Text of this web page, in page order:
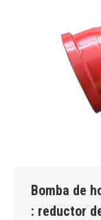
Bomba de
: reductor